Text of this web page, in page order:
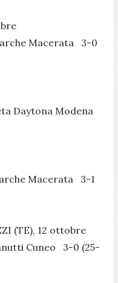
Macerata 3-0
Daytona Modena
Macerata 3-1
(TE), 12 ottobre
Cuneo 3-0 (25-